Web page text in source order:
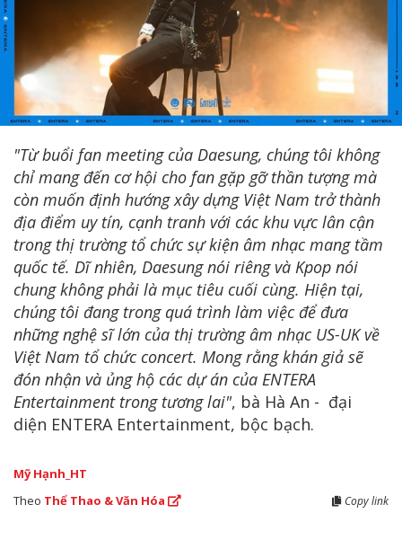
"Từ buổi fan meeting của Daesung, chúng tôi không
chỉ mang đến cơ hội cho fan gặp gỡ thần tượng mà
còn muốn định hướng xây dựng Việt Nam trở thành
địa điểm uy tín, cạnh tranh với các khu vực lân cận
trong thị trường tổ chức sự kiện âm nhạc mang tầm
quốc tế. Dĩ nhiên, Daesung nói riêng và Kpop nói
chung không phải là mục tiêu cuối cùng. Hiện tại,
chúng tôi đang trong quá trình làm việc để đưa
những nghệ sĩ lớn của thị trường âm nhạc US-UK về
Việt Nam tổ chức concert. Mong rằng khán giả sẽ
đón nhận và ủng hộ các dự án của ENTERA
Entertainment trong tương lai", bà Hà An - đại
diện ENTERA Entertainment, bộc bạch.
Mỹ Hạnh_HT
Theo Thể Thao & Văn Hóa Copy link